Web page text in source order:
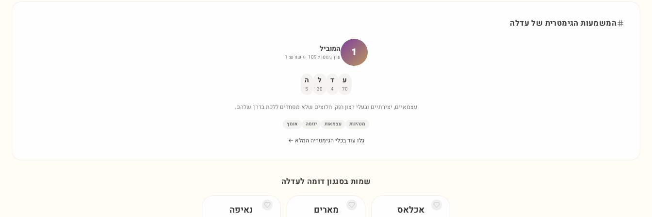
המשמעות הגימטרית של עדלה
1 המוביל
ערך גימטרי: 109 ← שורש: 1
ע
70
ד
4
ל
30
ה
5
עצמאיים, יצירתיים ובעלי רצון חזק. חלוצים שלא מפחדים ללכת בדרך שלהם.
מנהיגות עצמאות יוזמה אומץ
גלו עוד בכלי הגימטריה המלא ←
שמות בסגנון דומה לעדלה
אכלאס מארים נאיפה